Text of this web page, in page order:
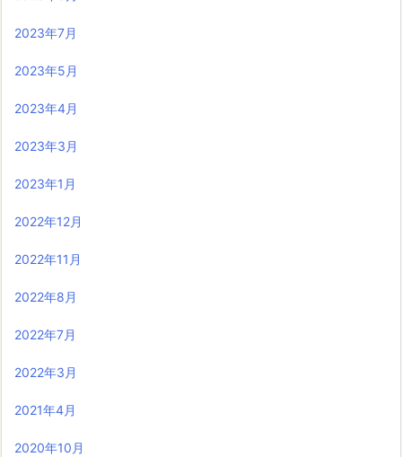
2023年7月
2023年5月
2023年4月
2023年3月
2023年1月
2022年12月
2022年11月
2022年8月
2022年7月
2022年3月
2021年4月
2020年10月